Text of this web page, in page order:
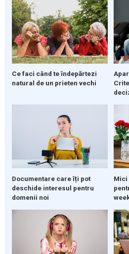
Ce faci când te îndepărtezi
natural de un prieten vechi
Documentare care îți pot
deschide interesul pentru
domenii noi
Mici